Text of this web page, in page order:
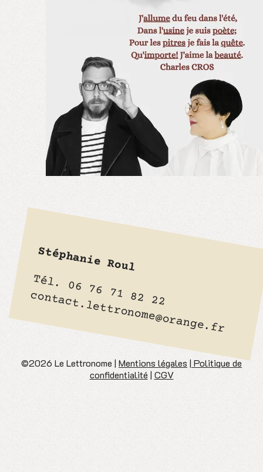
Stéphanie Roul
Tél. 06 76 71 82 22
contact.lettronome@orange.fr
©2026 Le Lettronome |Mentions légales |Politique de
confidentialité | CGV